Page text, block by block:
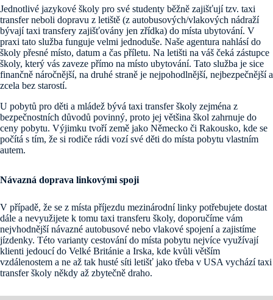
Jednotlivé jazykové školy pro své studenty běžně zajišťují tzv. taxi
transfer neboli dopravu z letiště (z autobusových/vlakových nádraží
bývají taxi transfery zajišťovány jen zřídka) do místa ubytování. V
praxi tato služba funguje velmi jednoduše. Naše agentura nahlásí do
školy přesné místo, datum a čas příletu. Na letišti na váš čeká zástupce
školy, který vás zaveze přímo na místo ubytování. Tato služba je sice
finančně náročnější, na druhé straně je nejpohodlnější, nejbezpečnější a
zcela bez starostí.
U pobytů pro děti a mládež bývá taxi transfer školy zejména z
bezpečnostních důvodů povinný, proto jej většina škol zahrnuje do
ceny pobytu. Výjimku tvoří země jako Německo či Rakousko, kde se
počítá s tím, že si rodiče rádi vozí své děti do místa pobytu vlastním
autem.
Návazná doprava linkovými spoji
V případě, že se z místa příjezdu mezinárodní linky potřebujete dostat
dále a nevyužijete k tomu taxi transferu školy, doporučíme vám
nejvhodnější návazné autobusové nebo vlakové spojení a zajistíme
jízdenky. Této varianty cestování do místa pobytu nejvíce využívají
klienti jedoucí do Velké Británie a Irska, kde kvůli větším
vzdálenostem a ne až tak husté síti letišť jako třeba v USA vychází taxi
transfer školy někdy až zbytečně draho.